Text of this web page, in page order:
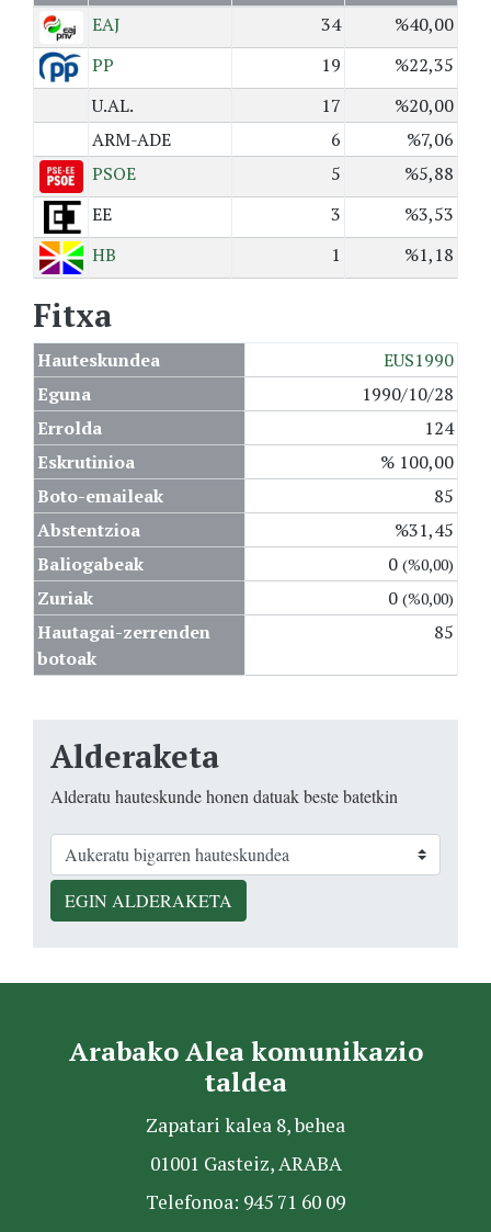
EAJ
34
%40,00
PP
19
%22,35
U.AL.
17
%20,00
ARM-ADE
6
%7,06
PSOE
5
%5,88
EE
3
%3,53
HB
1 %1,18
Fitxa
Hauteskundea
EUS1990
Eguna
1990/10/28
Errolda
124
Eskrutinioa
% 100,00
Boto-emaileak
85
Abstentzioa
%31,45
Baliogabeak
0 (%0,00)
Zuriak 0 (%0,00)
Hautagai-zerrenden
botoak
85
Alderaketa
Alderatu hauteskunde honen datuak beste batetkin
EGIN ALDERAKETA
Arabako Alea komunikazio
taldea
Zapatari kalea 8, behea
01001 Gasteiz, ARABA
Telefonoa: 945 71 60 09